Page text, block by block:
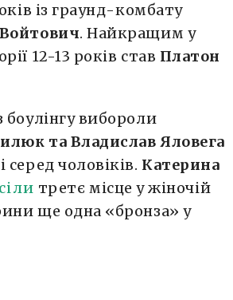
із граунд-комбату
. Найкращим у
12-13 років став Платон
боулінгу вибороли
та Владислав Яловега
чоловіків. Катерина
третє місце у жіночій
ще одна «бронза» у